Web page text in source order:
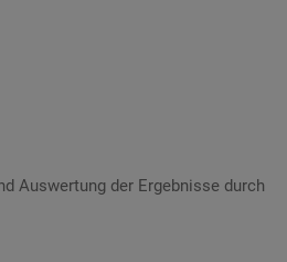
Auswertung der Ergebnisse durch